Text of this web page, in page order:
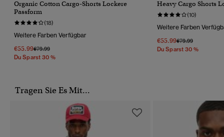
Organic Cotton Cargo-Shorts Lockere
Passform
(18)
Weitere Farben Verfügbar
€55.99Preis Wurde Reduziert Von
€79.99Bis
Du Sparst 30 %
Heavy Cargo Shorts
(10)
Weitere Farben
€55.99Preis Wurde
€79.99Bis
Du Sparst 30 %
Tragen Sie Es Mit...